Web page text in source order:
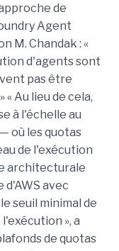
de
Agent
M. Chandak : «
d'agents sont
pas être
« Au lieu de cela,
à l'échelle au
où les quotas
de l'exécution
architecturale
avec
seuil minimal de
», a
de quotas